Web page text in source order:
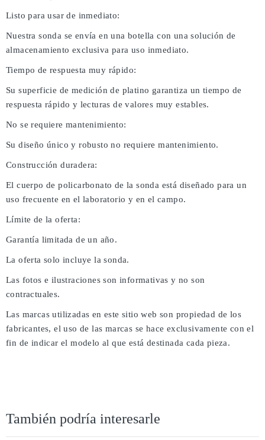
Listo para usar de inmediato:
Nuestra sonda se envía en una botella con una solución de
almacenamiento exclusiva para uso inmediato.
Tiempo de respuesta muy rápido:
Su superficie de medición de platino garantiza un tiempo de
respuesta rápido y lecturas de valores muy estables.
No se requiere mantenimiento:
Su diseño único y robusto no requiere mantenimiento.
Construcción duradera:
El cuerpo de policarbonato de la sonda está diseñado para un
uso frecuente en el laboratorio y en el campo.
Límite de la oferta:
Garantía limitada de un año.
La oferta solo incluye la sonda.
Las fotos e ilustraciones son informativas y no son
contractuales.
Las marcas utilizadas en este sitio web son propiedad de los
fabricantes, el uso de las marcas se hace exclusivamente con el
fin de indicar el modelo al que está destinada cada pieza.
También podría interesarle